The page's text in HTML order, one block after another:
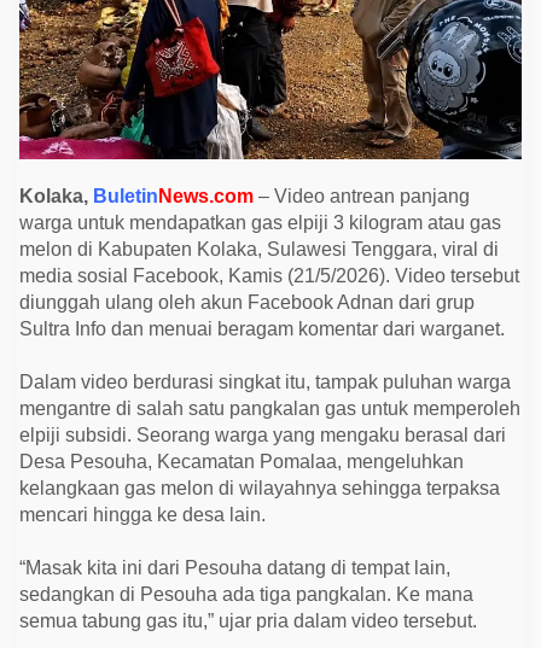
o
l
a
k
S
o
r
o
a
n
,
H
g
a
c
e
a
n
m
b
u
s
Kolaka, Buletin News.com – Video antrean panjang
warga untuk mendapatkan gas elpiji 3 kilogram atau gas
melon di Kabupaten Kolaka, Sulawesi Tenggara, viral di
media sosial Facebook, Kamis (21/5/2026). Video tersebut
diunggah ulang oleh akun Facebook Adnan dari grup
Sultra Info dan menuai beragam komentar dari warganet.
Dalam video berdurasi singkat itu, tampak puluhan warga
mengantre di salah satu pangkalan gas untuk memperoleh
elpiji subsidi. Seorang warga yang mengaku berasal dari
Desa Pesouha, Kecamatan Pomalaa, mengeluhkan
kelangkaan gas melon di wilayahnya sehingga terpaksa
mencari hingga ke desa lain.
“Masak kita ini dari Pesouha datang di tempat lain,
sedangkan di Pesouha ada tiga pangkalan. Ke mana
semua tabung gas itu,” ujar pria dalam video tersebut.